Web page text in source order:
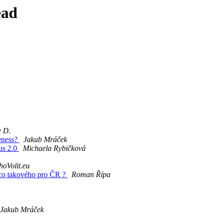
D.
Jakub Mráček
2.0
Michaela Rybičková
takového pro ČR ?
Roman Řípa
Jakub Mráček